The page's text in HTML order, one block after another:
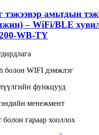
тэжээвэр амьтдын
– WiFi/BLE
WB-TY
болон WIFI дэмжлэг
функцууд
менежмент
болон гараар хооллох